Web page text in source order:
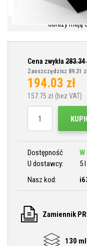
Obrazy mają
Cena zwykła 283.34
Zaoszczędzisz 89.31
194.03 zł
157.75 zł (bez VAT)
Dostępność
W
U dostawcy:
5
Nasz kod:
Zamiennik
130 ml